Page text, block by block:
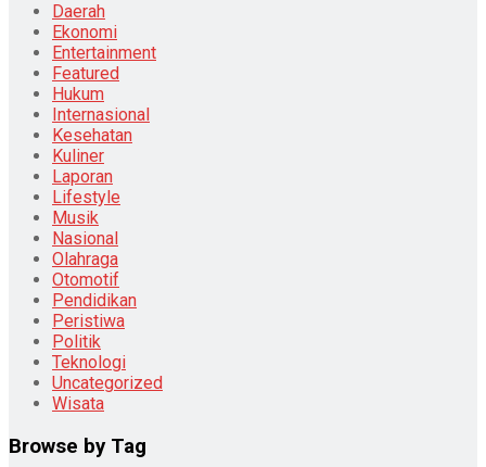
Daerah
Ekonomi
Entertainment
Featured
Hukum
Internasional
Kesehatan
Kuliner
Laporan
Lifestyle
Musik
Nasional
Olahraga
Otomotif
Pendidikan
Peristiwa
Politik
Teknologi
Uncategorized
Wisata
Browse by Tag